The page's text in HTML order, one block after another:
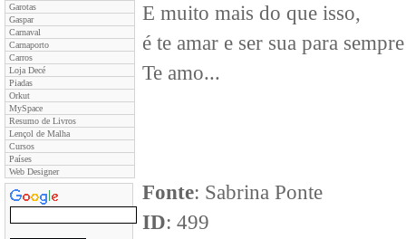
Garotas
Gaspar
Carnaval
Carnaporto
Carros
Loja Decé
Piadas
Orkut
MySpace
Resumo de Livros
Lençol de Malha
Cursos
Países
Web Designer
E muito mais do que isso,
é te amar e ser sua para
Te amo...
Fonte: Sabrina Ponte
ID: 499